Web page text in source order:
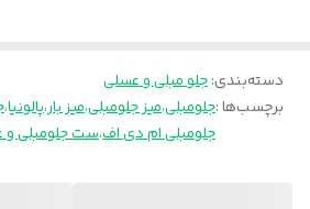
دسته‌بندی:جلو مبلی و عسلی
برچسب‌ها :جلومبلی،میز جلومبلی،میز بار،پالونیا،
جلومبلی ام دی اف،ست جلومبلی و